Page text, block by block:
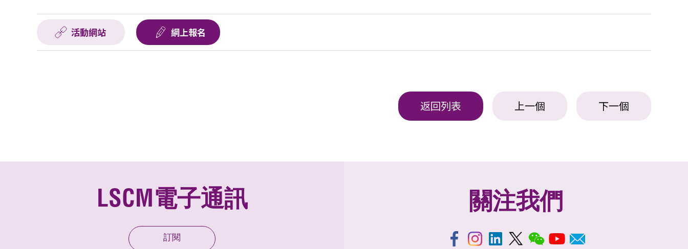
活動網站 網上報名
返回列表 上一個 下一個
LSCM電子通訊
訂閱
關注我們